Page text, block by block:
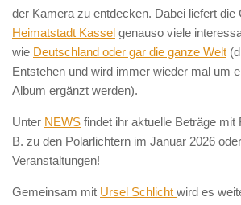
der Kamera zu entdecken. Dabei liefert die
Heimatstadt Kassel genauso viele
wie Deutschland oder gar die ganze Welt
Entstehen und wird immer wieder mal um
Album ergänzt werden).
Unter NEWS findet ihr aktuelle Beträge mit
B. zu den Polarlichtern im Januar 2026
Veranstaltungen!
Gemeinsam mit Ursel Schlicht wird es